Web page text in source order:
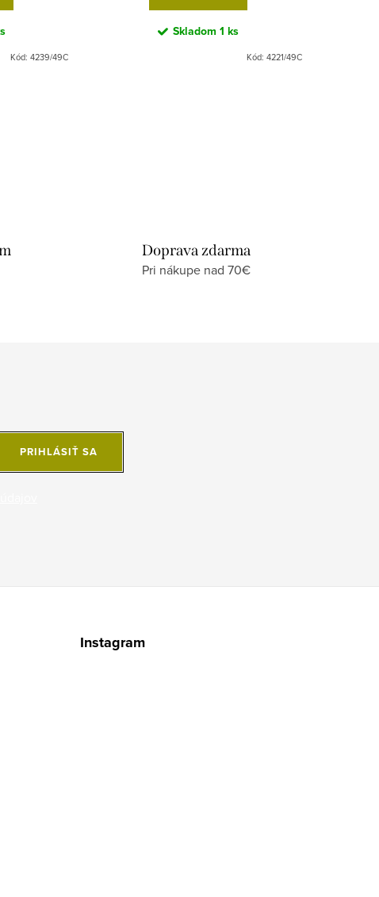
Kód: 4239/49C
Skladom 1 ks
Kód: 4221/49C
Doprava zdarma
Pri nákupe nad 70€
PRIHLÁSIŤ SA
Instagram